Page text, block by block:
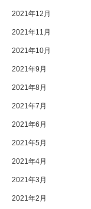
2021年12月
2021年11月
2021年10月
2021年9月
2021年8月
2021年7月
2021年6月
2021年5月
2021年4月
2021年3月
2021年2月